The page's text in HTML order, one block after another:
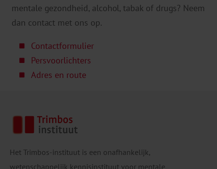
mentale gezondheid, alcohol, tabak of drugs? Neem
dan contact met ons op.
Contactformulier
Persvoorlichters
Adres en route
Het Trimbos-instituut is een onafhankelijk,
wetenschappelijk kennisinstituut voor mentale